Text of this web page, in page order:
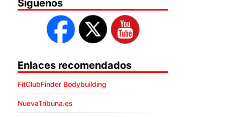
Síguenos
Enlaces recomendados
FitClubFinder Bodybuilding
NuevaTribuna.es